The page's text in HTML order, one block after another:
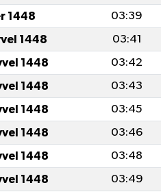
1448 03:39
1448 03:41
1448 03:42
1448 03:43
1448 03:45
1448 03:46
1448 03:48
1448 03:49